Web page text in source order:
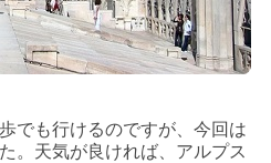
でも行けるのですが、今回は
。 天気が良ければ、アルプス